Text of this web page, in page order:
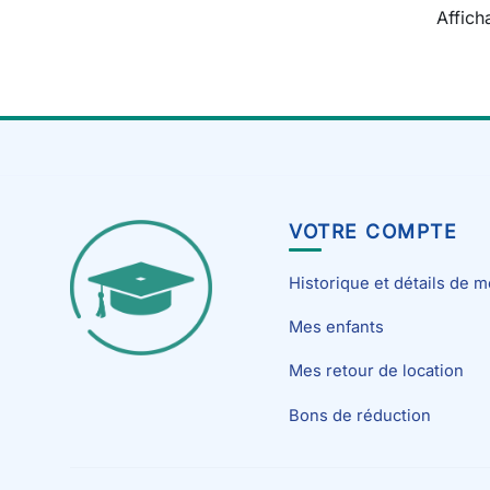
VOTRE COMPTE
Historique et détails de
Mes enfants
Mes retour de location
Bons de réduction